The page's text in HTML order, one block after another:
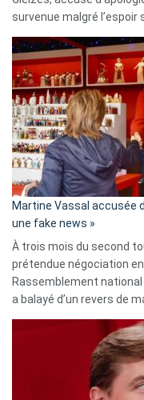
survenue malgré l’espoir
Martine Vassal accusée
une fake news »
À trois mois du second
prétendue négociation
Rassemblement
a balayé d’un revers de